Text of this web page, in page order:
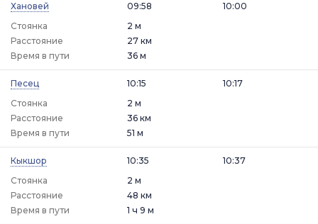
Хановей
09:58
Стоянка
2 м
10:00
Расстояние
27 км
Время в пути
36 м
Песец
10:15
Стоянка
2 м
10:17
Расстояние
36 км
Время в пути
51 м
Кыкшор
10:35
Стоянка
2 м
10:37
Расстояние
48 км
Время в пути
1 ч 9 м